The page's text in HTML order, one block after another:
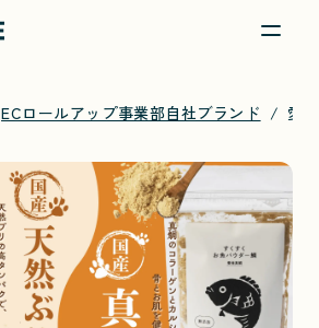
ECロールアップ事業部自社ブランド